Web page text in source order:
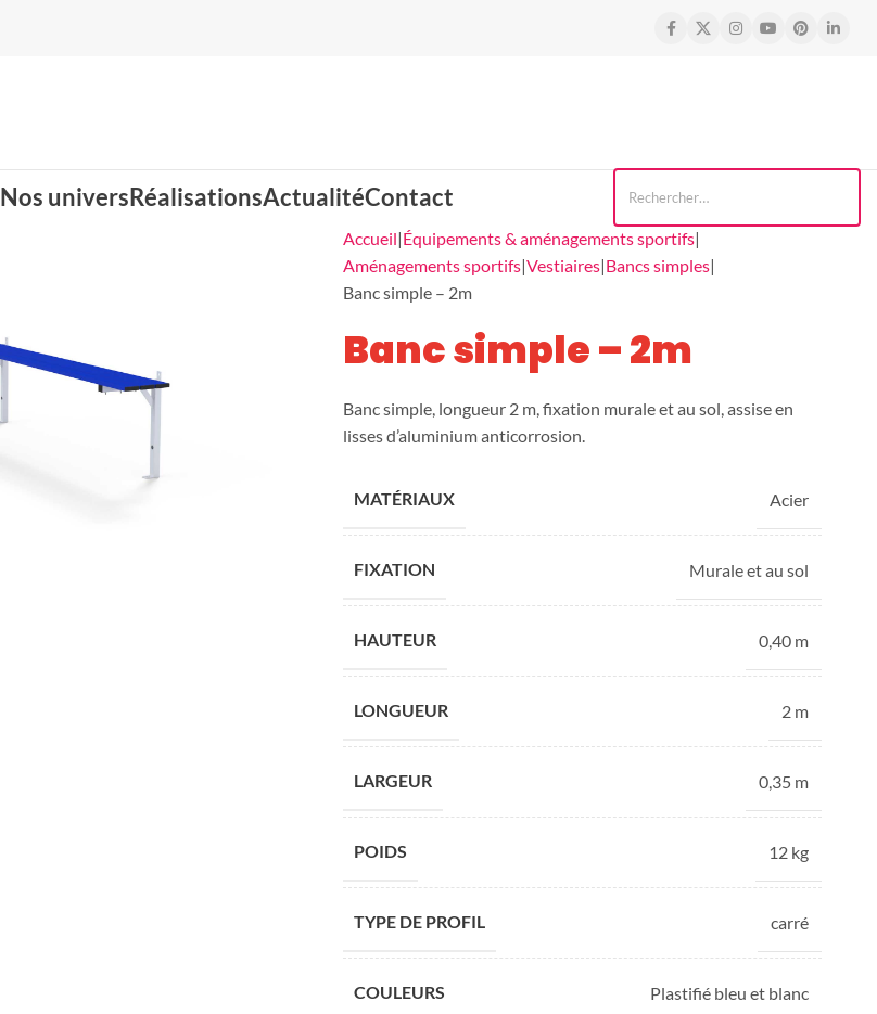
Jeux d'optique
Les jeux de rôle
Parcours d’équilibre
L'équipe :
Les Gones
Le studio
design
Bureau
d'étude
Nos universRéalisationsActualitéContact
Accueil Équipements & aménagements sportifs
Aménagements sportifs Vestiaires Bancs simples
Banc simple – 2m
Banc simple – 2m
Banc simple, longueur 2 m, fixation murale et au sol, assise en
lisses d’aluminium anticorrosion.
MATÉRIAUX Acier
FIXATION Murale et au sol
HAUTEUR 0,40 m
LONGUEUR 2 m
LARGEUR 0,35 m
POIDS 12 kg
TYPE DE PROFIL carré
COULEURS Plastifié bleu et blanc